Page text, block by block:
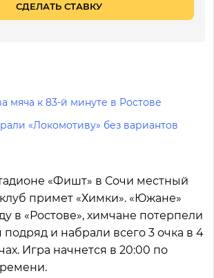
СДЕЛАТЬ СТАВКУ
мяча к 83-й минуте в Ростове
«Локомотиву» без вариантов
«Фишт» в Сочи местный
примет «Химки». «Южане»
в «Ростове», химчане потерпели
и набрали всего 3 очка в 4
Игра начнется в 20:00 по